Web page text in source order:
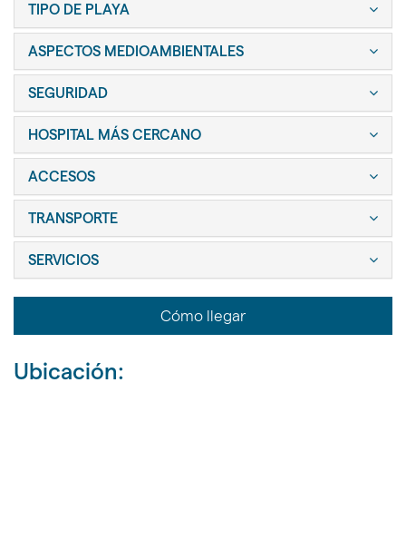
TIPO DE PLAYA
ASPECTOS MEDIOAMBIENTALES
SEGURIDAD
HOSPITAL MÁS CERCANO
ACCESOS
TRANSPORTE
SERVICIOS
Cómo llegar
Ubicación: